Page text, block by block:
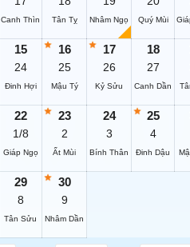
Canh Thìn Tân Tỵ Nhâm Ngọ Quý Mùi
15
24
Đinh Hợi
16
25
Mậu Tý
17
26
Kỷ Sửu
18
27
Canh Dần
22
1/8
Giáp Ngọ
23
2
Ất Mùi
24
3
Bính Thân
25
4
Đinh Dậu
29
8
Tân Sửu
30
9
Nhâm Dần